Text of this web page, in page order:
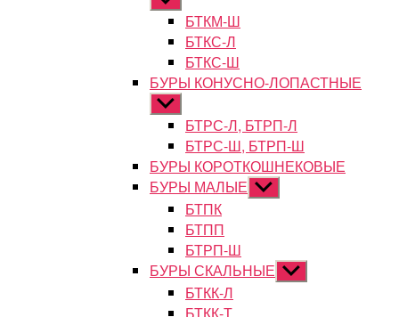
подменюБТКМ-Ш
БТКС-Л
БТКС-Ш
БУРЫ КОНУСНО-ЛОПАСТНЫЕ
Показывать
подменюБТРС-Л, БТРП-Л
БТРС-Ш, БТРП-Ш
БУРЫ КОРОТКОШНЕКОВЫЕ
БУРЫ МАЛЫЕ Показывать
подменю
БТПК
БТПП
БТРП-Ш
БУРЫ СКАЛЬНЫЕ Показывать
подменю
БТКК-Л